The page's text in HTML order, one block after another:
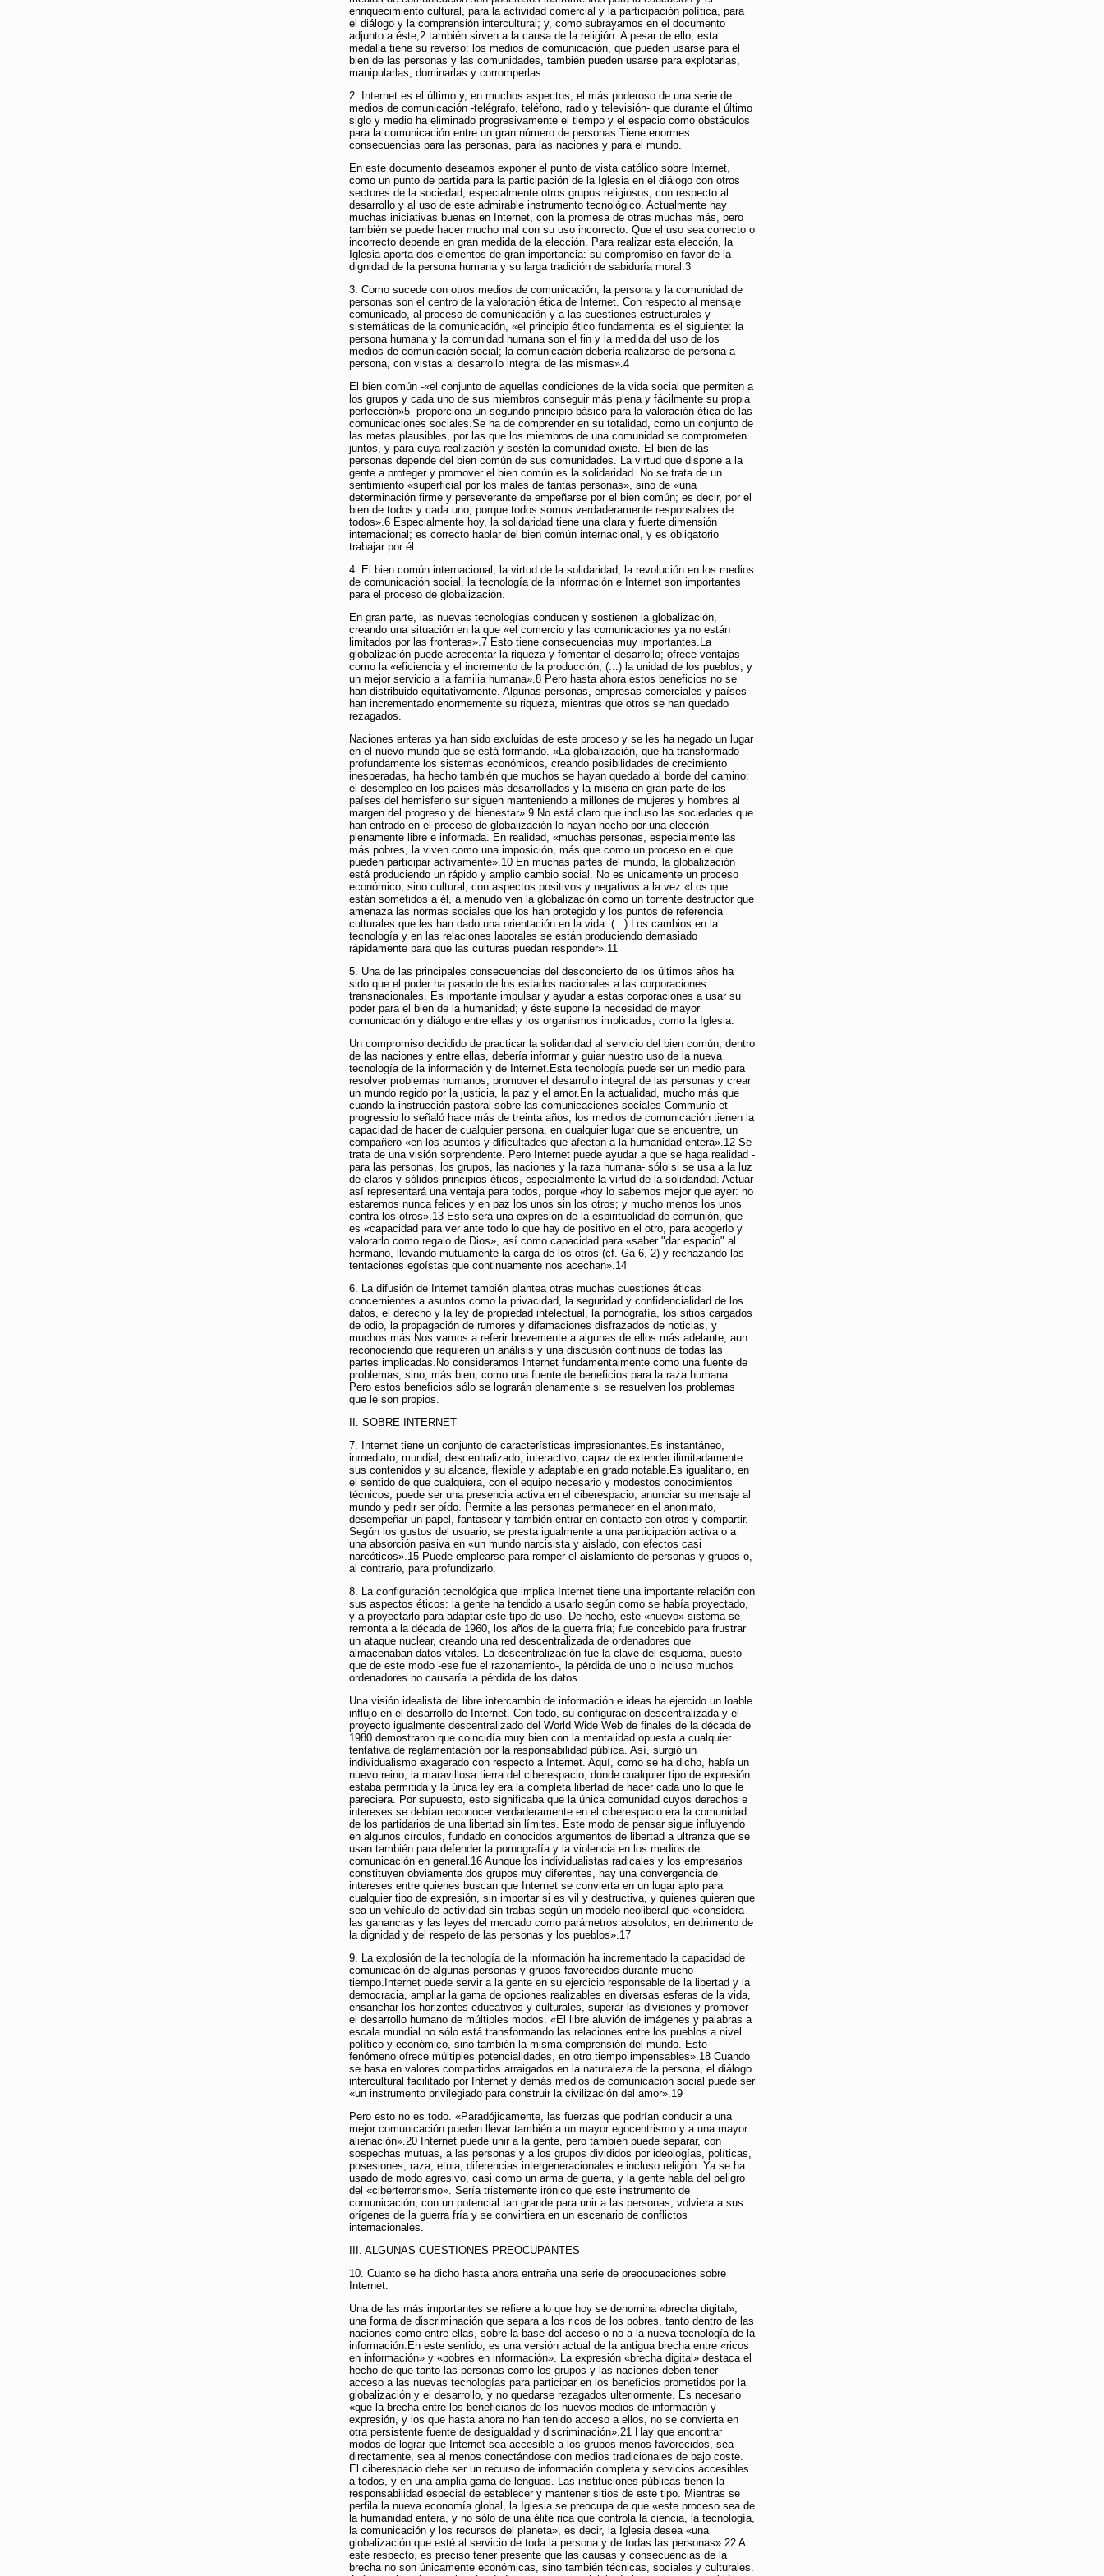
enriquecimiento cultural, para la actividad comercial y la participación política, para
el diálogo y la comprensión intercultural; y, como subrayamos en el documento
adjunto a éste,2 también sirven a la causa de la religión. A pesar de ello, esta
medalla tiene su reverso: los medios de comunicación, que pueden usarse para el
bien de las personas y las comunidades, también pueden usarse para explotarlas,
manipularlas, dominarlas y corromperlas.
2. Internet es el último y, en muchos aspectos, el más poderoso de una serie de
medios de comunicación -telégrafo, teléfono, radio y televisión- que durante el último
siglo y medio ha eliminado progresivamente el tiempo y el espacio como obstáculos
para la comunicación entre un gran número de personas.Tiene enormes
consecuencias para las personas, para las naciones y para el mundo.
En este documento deseamos exponer el punto de vista católico sobre Internet,
como un punto de partida para la participación de la Iglesia en el diálogo con otros
sectores de la sociedad, especialmente otros grupos religiosos, con respecto al
desarrollo y al uso de este admirable instrumento tecnológico. Actualmente hay
muchas iniciativas buenas en Internet, con la promesa de otras muchas más, pero
también se puede hacer mucho mal con su uso incorrecto. Que el uso sea correcto o
incorrecto depende en gran medida de la elección. Para realizar esta elección, la
Iglesia aporta dos elementos de gran importancia: su compromiso en favor de la
dignidad de la persona humana y su larga tradición de sabiduría moral.3
3. Como sucede con otros medios de comunicación, la persona y la comunidad de
personas son el centro de la valoración ética de Internet. Con respecto al mensaje
comunicado, al proceso de comunicación y a las cuestiones estructurales y
sistemáticas de la comunicación, «el principio ético fundamental es el siguiente: la
persona humana y la comunidad humana son el fin y la medida del uso de los
medios de comunicación social; la comunicación debería realizarse de persona a
persona, con vistas al desarrollo integral de las mismas».4
El bien común -«el conjunto de aquellas condiciones de la vida social que permiten a
los grupos y cada uno de sus miembros conseguir más plena y fácilmente su propia
perfección»5- proporciona un segundo principio básico para la valoración ética de las
comunicaciones sociales.Se ha de comprender en su totalidad, como un conjunto de
las metas plausibles, por las que los miembros de una comunidad se comprometen
juntos, y para cuya realización y sostén la comunidad existe. El bien de las
personas depende del bien común de sus comunidades. La virtud que dispone a la
gente a proteger y promover el bien común es la solidaridad. No se trata de un
sentimiento «superficial por los males de tantas personas», sino de «una
determinación firme y perseverante de empeñarse por el bien común; es decir, por el
bien de todos y cada uno, porque todos somos verdaderamente responsables de
todos».6 Especialmente hoy, la solidaridad tiene una clara y fuerte dimensión
internacional; es correcto hablar del bien común internacional, y es obligatorio
trabajar por él.
4. El bien común internacional, la virtud de la solidaridad, la revolución en los medios
de comunicación social, la tecnología de la información e Internet son importantes
para el proceso de globalización.
En gran parte, las nuevas tecnologías conducen y sostienen la globalización,
creando una situación en la que «el comercio y las comunicaciones ya no están
limitados por las fronteras».7 Esto tiene consecuencias muy importantes.La
globalización puede acrecentar la riqueza y fomentar el desarrollo; ofrece ventajas
como la «eficiencia y el incremento de la producción, (...) la unidad de los pueblos, y
un mejor servicio a la familia humana».8 Pero hasta ahora estos beneficios no se
han distribuido equitativamente. Algunas personas, empresas comerciales y países
han incrementado enormemente su riqueza, mientras que otros se han quedado
rezagados.
Naciones enteras ya han sido excluidas de este proceso y se les ha negado un lugar
en el nuevo mundo que se está formando. «La globalización, que ha transformado
profundamente los sistemas económicos, creando posibilidades de crecimiento
inesperadas, ha hecho también que muchos se hayan quedado al borde del camino:
el desempleo en los países más desarrollados y la miseria en gran parte de los
países del hemisferio sur siguen manteniendo a millones de mujeres y hombres al
margen del progreso y del bienestar».9 No está claro que incluso las sociedades que
han entrado en el proceso de globalización lo hayan hecho por una elección
plenamente libre e informada. En realidad, «muchas personas, especialmente las
más pobres, la viven como una imposición, más que como un proceso en el que
pueden participar activamente».10 En muchas partes del mundo, la globalización
está produciendo un rápido y amplio cambio social. No es unicamente un proceso
económico, sino cultural, con aspectos positivos y negativos a la vez.«Los que
están sometidos a él, a menudo ven la globalización como un torrente destructor que
amenaza las normas sociales que los han protegido y los puntos de referencia
culturales que les han dado una orientación en la vida. (...) Los cambios en la
tecnología y en las relaciones laborales se están produciendo demasiado
rápidamente para que las culturas puedan responder».11
5. Una de las principales consecuencias del desconcierto de los últimos años ha
sido que el poder ha pasado de los estados nacionales a las corporaciones
transnacionales. Es importante impulsar y ayudar a estas corporaciones a usar su
poder para el bien de la humanidad; y éste supone la necesidad de mayor
comunicación y diálogo entre ellas y los organismos implicados, como la Iglesia.
Un compromiso decidido de practicar la solidaridad al servicio del bien común, dentro
de las naciones y entre ellas, debería informar y guiar nuestro uso de la nueva
tecnología de la información y de Internet.Esta tecnología puede ser un medio para
resolver problemas humanos, promover el desarrollo integral de las personas y crear
un mundo regido por la justicia, la paz y el amor.En la actualidad, mucho más que
cuando la instrucción pastoral sobre las comunicaciones sociales Communio et
progressio lo señaló hace más de treinta años, los medios de comunicación tienen la
capacidad de hacer de cualquier persona, en cualquier lugar que se encuentre, un
compañero «en los asuntos y dificultades que afectan a la humanidad entera».12 Se
trata de una visión sorprendente. Pero Internet puede ayudar a que se haga realidad -
para las personas, los grupos, las naciones y la raza humana- sólo si se usa a la luz
de claros y sólidos principios éticos, especialmente la virtud de la solidaridad. Actuar
así representará una ventaja para todos, porque «hoy lo sabemos mejor que ayer: no
estaremos nunca felices y en paz los unos sin los otros; y mucho menos los unos
contra los otros».13 Esto será una expresión de la espiritualidad de comunión, que
es «capacidad para ver ante todo lo que hay de positivo en el otro, para acogerlo y
valorarlo como regalo de Dios», así como capacidad para «saber "dar espacio" al
hermano, llevando mutuamente la carga de los otros (cf. Ga 6, 2) y rechazando las
tentaciones egoístas que continuamente nos acechan».14
6. La difusión de Internet también plantea otras muchas cuestiones éticas
concernientes a asuntos como la privacidad, la seguridad y confidencialidad de los
datos, el derecho y la ley de propiedad intelectual, la pornografía, los sitios cargados
de odio, la propagación de rumores y difamaciones disfrazados de noticias, y
muchos más.Nos vamos a referir brevemente a algunas de ellos más adelante, aun
reconociendo que requieren un análisis y una discusión continuos de todas las
partes implicadas.No consideramos Internet fundamentalmente como una fuente de
problemas, sino, más bien, como una fuente de beneficios para la raza humana.
Pero estos beneficios sólo se lograrán plenamente si se resuelven los problemas
que le son propios.
II. SOBRE INTERNET
7. Internet tiene un conjunto de características impresionantes.Es instantáneo,
inmediato, mundial, descentralizado, interactivo, capaz de extender ilimitadamente
sus contenidos y su alcance, flexible y adaptable en grado notable.Es igualitario, en
el sentido de que cualquiera, con el equipo necesario y modestos conocimientos
técnicos, puede ser una presencia activa en el ciberespacio, anunciar su mensaje al
mundo y pedir ser oído. Permite a las personas permanecer en el anonimato,
desempeñar un papel, fantasear y también entrar en contacto con otros y compartir.
Según los gustos del usuario, se presta igualmente a una participación activa o a
una absorción pasiva en «un mundo narcisista y aislado, con efectos casi
narcóticos».15 Puede emplearse para romper el aislamiento de personas y grupos o,
al contrario, para profundizarlo.
8. La configuración tecnológica que implica Internet tiene una importante relación con
sus aspectos éticos: la gente ha tendido a usarlo según como se había proyectado,
y a proyectarlo para adaptar este tipo de uso. De hecho, este «nuevo» sistema se
remonta a la década de 1960, los años de la guerra fría; fue concebido para frustrar
un ataque nuclear, creando una red descentralizada de ordenadores que
almacenaban datos vitales. La descentralización fue la clave del esquema, puesto
que de este modo -ese fue el razonamiento-, la pérdida de uno o incluso muchos
ordenadores no causaría la pérdida de los datos.
Una visión idealista del libre intercambio de información e ideas ha ejercido un loable
influjo en el desarrollo de Internet. Con todo, su configuración descentralizada y el
proyecto igualmente descentralizado del World Wide Web de finales de la década de
1980 demostraron que coincidía muy bien con la mentalidad opuesta a cualquier
tentativa de reglamentación por la responsabilidad pública. Así, surgió un
individualismo exagerado con respecto a Internet. Aquí, como se ha dicho, había un
nuevo reino, la maravillosa tierra del ciberespacio, donde cualquier tipo de expresión
estaba permitida y la única ley era la completa libertad de hacer cada uno lo que le
pareciera. Por supuesto, esto significaba que la única comunidad cuyos derechos e
intereses se debían reconocer verdaderamente en el ciberespacio era la comunidad
de los partidarios de una libertad sin límites. Este modo de pensar sigue influyendo
en algunos círculos, fundado en conocidos argumentos de libertad a ultranza que se
usan también para defender la pornografía y la violencia en los medios de
comunicación en general.16 Aunque los individualistas radicales y los empresarios
constituyen obviamente dos grupos muy diferentes, hay una convergencia de
intereses entre quienes buscan que Internet se convierta en un lugar apto para
cualquier tipo de expresión, sin importar si es vil y destructiva, y quienes quieren que
sea un vehículo de actividad sin trabas según un modelo neoliberal que «considera
las ganancias y las leyes del mercado como parámetros absolutos, en detrimento de
la dignidad y del respeto de las personas y los pueblos».17
9. La explosión de la tecnología de la información ha incrementado la capacidad de
comunicación de algunas personas y grupos favorecidos durante mucho
tiempo.Internet puede servir a la gente en su ejercicio responsable de la libertad y la
democracia, ampliar la gama de opciones realizables en diversas esferas de la vida,
ensanchar los horizontes educativos y culturales, superar las divisiones y promover
el desarrollo humano de múltiples modos. «El libre aluvión de imágenes y palabras a
escala mundial no sólo está transformando las relaciones entre los pueblos a nivel
político y económico, sino también la misma comprensión del mundo. Este
fenómeno ofrece múltiples potencialidades, en otro tiempo impensables».18 Cuando
se basa en valores compartidos arraigados en la naturaleza de la persona, el diálogo
intercultural facilitado por Internet y demás medios de comunicación social puede ser
«un instrumento privilegiado para construir la civilización del amor».19
Pero esto no es todo. «Paradójicamente, las fuerzas que podrían conducir a una
mejor comunicación pueden llevar también a un mayor egocentrismo y a una mayor
alienación».20 Internet puede unir a la gente, pero también puede separar, con
sospechas mutuas, a las personas y a los grupos divididos por ideologías, políticas,
posesiones, raza, etnia, diferencias intergeneracionales e incluso religión. Ya se ha
usado de modo agresivo, casi como un arma de guerra, y la gente habla del peligro
del «ciberterrorismo». Sería tristemente irónico que este instrumento de
comunicación, con un potencial tan grande para unir a las personas, volviera a sus
orígenes de la guerra fría y se convirtiera en un escenario de conflictos
internacionales.
III. ALGUNAS CUESTIONES PREOCUPANTES
10. Cuanto se ha dicho hasta ahora entraña una serie de preocupaciones sobre
Internet.
Una de las más importantes se refiere a lo que hoy se denomina «brecha digital»,
una forma de discriminación que separa a los ricos de los pobres, tanto dentro de las
naciones como entre ellas, sobre la base del acceso o no a la nueva tecnología de la
información.En este sentido, es una versión actual de la antigua brecha entre «ricos
en información» y «pobres en información». La expresión «brecha digital» destaca el
hecho de que tanto las personas como los grupos y las naciones deben tener
acceso a las nuevas tecnologías para participar en los beneficios prometidos por la
globalización y el desarrollo, y no quedarse rezagados ulteriormente. Es necesario
«que la brecha entre los beneficiarios de los nuevos medios de información y
expresión, y los que hasta ahora no han tenido acceso a ellos, no se convierta en
otra persistente fuente de desigualdad y discriminación».21 Hay que encontrar
modos de lograr que Internet sea accesible a los grupos menos favorecidos, sea
directamente, sea al menos conectándose con medios tradicionales de bajo coste.
El ciberespacio debe ser un recurso de información completa y servicios accesibles
a todos, y en una amplia gama de lenguas. Las instituciones públicas tienen la
responsabilidad especial de establecer y mantener sitios de este tipo. Mientras se
perfila la nueva economía global, la Iglesia se preocupa de que «este proceso sea de
la humanidad entera, y no sólo de una élite rica que controla la ciencia, la tecnología,
la comunicación y los recursos del planeta», es decir, la Iglesia desea «una
globalización que esté al servicio de toda la persona y de todas las personas».22 A
este respecto, es preciso tener presente que las causas y consecuencias de la
brecha no son únicamente económicas, sino también técnicas, sociales y culturales.